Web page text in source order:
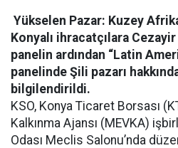
Yükselen Pazar: Kuzey
Konyalı ihracatçılara Cezayir
panelin ardından “Latin
panelinde Şili pazarı
bilgilendirildi.
KSO, Konya Ticaret Borsası
Kalkınma Ajansı (MEVKA)
Odası Meclis Salonu’nda